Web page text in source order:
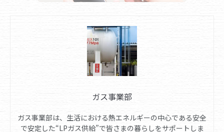
ガス事業部
ガス事業部は、生活における熱エネルギーの中心である安全
で安定した“LPガス供給”で皆さまの暮らしをサポートしま